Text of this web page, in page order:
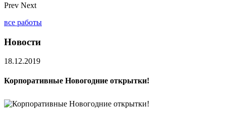
Prev Next
все работы
Новости
18.12.2019
Корпоративные Новогодние открытки!